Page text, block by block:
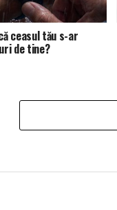
ceasul tău s-ar
de tine?